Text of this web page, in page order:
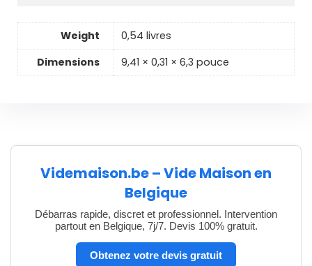
Weight
0,54 livres
Dimensions
9,41 × 0,31 × 6,3 pouce
Videmaison.be – Vide Maison en
Belgique
Débarras rapide, discret et professionnel. Intervention
partout en Belgique, 7j/7. Devis 100% gratuit.
Obtenez votre devis gratuit